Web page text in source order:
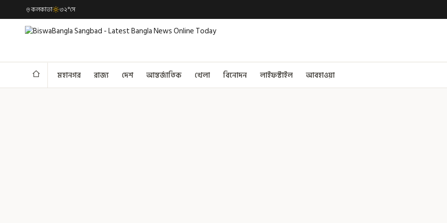
কলকাতা ৩২°সে
মহানগর রাজ্য দেশ আন্তর্জাতিক খেলা বিনোদন লাইফস্টাইল আবহাওয়া